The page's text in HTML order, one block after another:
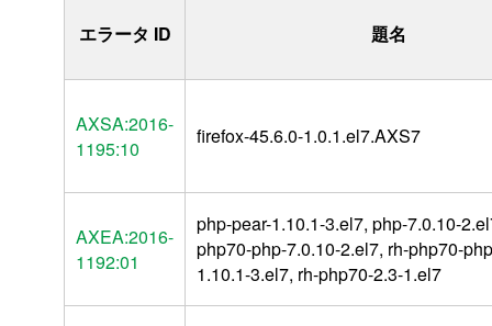
エラータ ID 題名
AXSA:2016-
1195:10
firefox-45.6.0-1.0.1.el7.AXS7
AXEA:2016-
1192:01
php-pear-1.10.1-3.el7, php-7.0.10-
php70-php-7.0.10-2.el7, rh-php70-
1.10.1-3.el7, rh-php70-2.3-1.el7